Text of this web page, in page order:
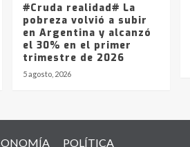
#Cruda realidad# La
pobreza volvió a subir
en Argentina y alcanzó
el 30% en el primer
trimestre de 2026
5 agosto, 2026
POLÍTICA